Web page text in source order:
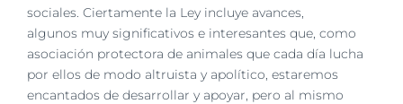
sociales. Ciertamente la Ley incluye avances,
algunos muy significativos e interesantes que, como
asociación protectora de animales que cada día lucha
por ellos de modo altruista y apolítico, estaremos
encantados de desarrollar y apoyar, pero al mismo